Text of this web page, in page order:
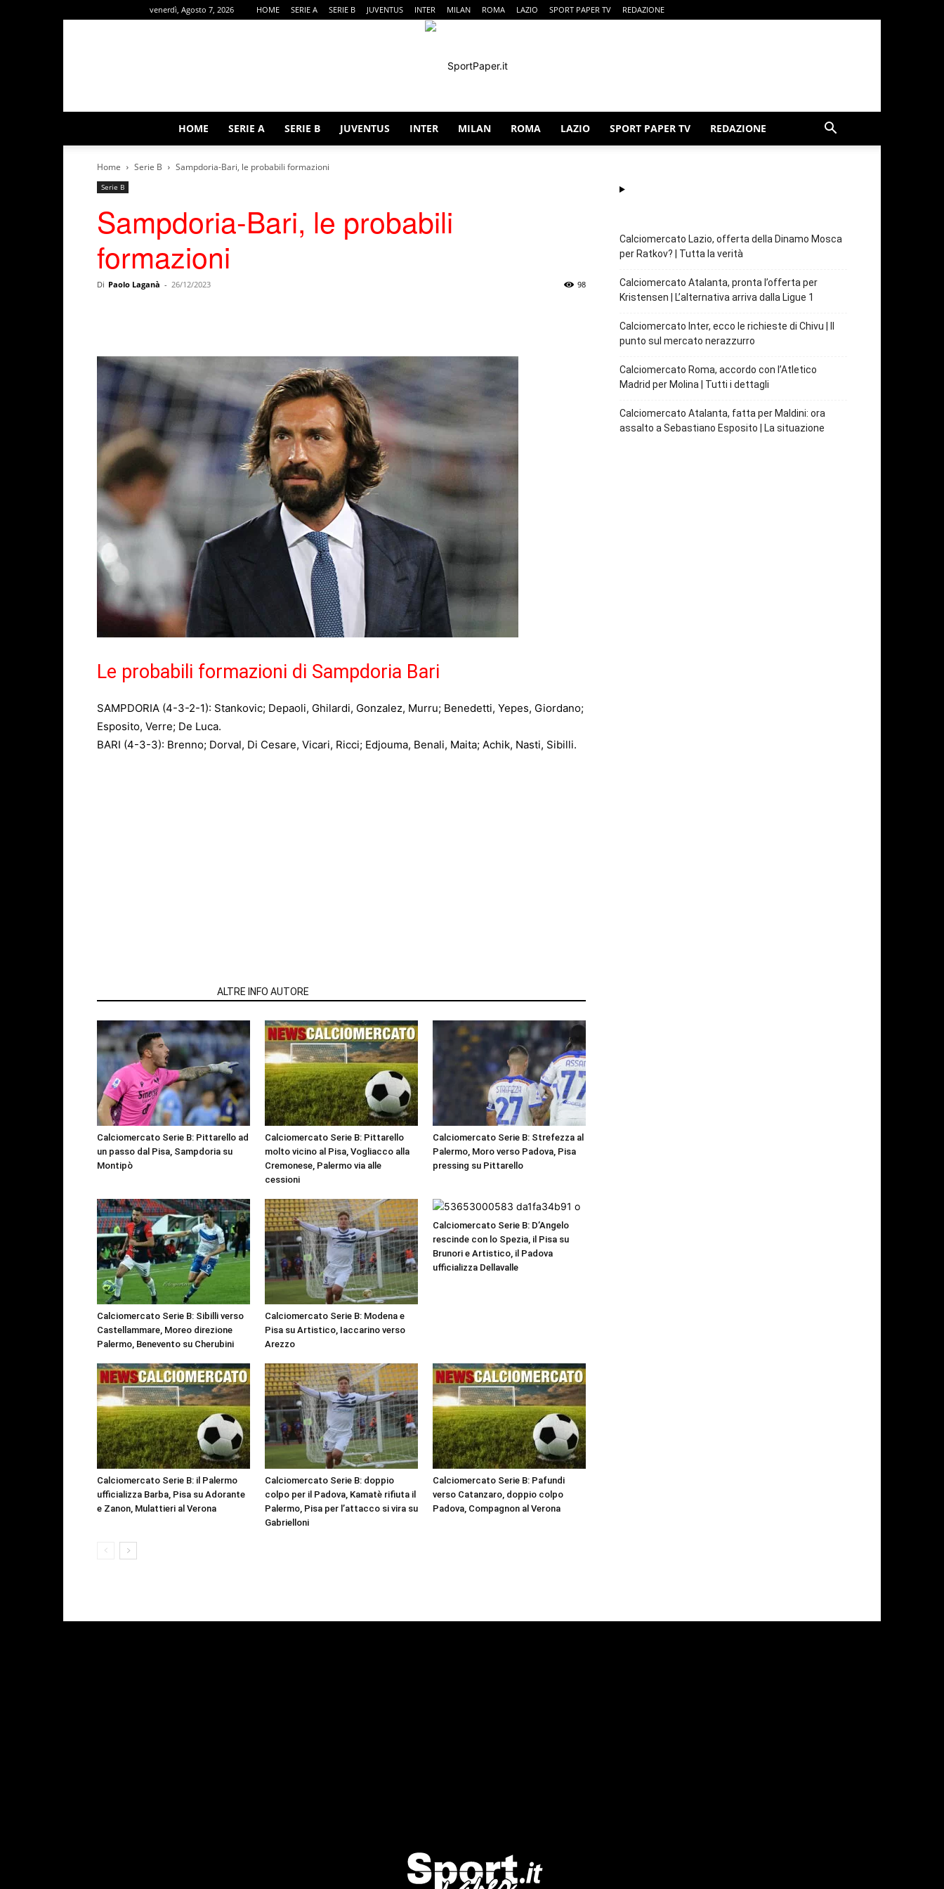
venerdì, Agosto 7, 2026 HOME SERIE A SERIE B JUVENTUS INTER MILAN ROMA LAZIO SPORT PAPER TV REDAZIONE
HOME SERIE A SERIE B JUVENTUS INTER MILAN ROMA LAZIO SPORT PAPER TV REDAZIONE
Home Serie B Sampdoria-Bari, le probabili formazioni
Serie B
Sampdoria-Bari, le probabili
formazioni
Di Paolo Laganà - 26/12/2023 98
Le probabili formazioni di Sampdoria Bari
SAMPDORIA (4-3-2-1): Stankovic; Depaoli, Ghilardi, Gonzalez, Murru; Benedetti, Yepes, Giordano;
Esposito, Verre; De Luca.
BARI (4-3-3): Brenno; Dorval, Di Cesare, Vicari, Ricci; Edjouma, Benali, Maita; Achik, Nasti, Sibilli.
ALTRE INFO AUTORE
Calciomercato Serie B: Pittarello ad
un passo dal Pisa, Sampdoria su
Montipò
Calciomercato Serie B: Pittarello
molto vicino al Pisa, Vogliacco alla
Cremonese, Palermo via alle
cessioni
Calciomercato Serie B: Strefezza al
Palermo, Moro verso Padova, Pisa
pressing su Pittarello
Calciomercato Serie B: Sibilli verso
Castellammare, Moreo direzione
Palermo, Benevento su Cherubini
Calciomercato Serie B: Modena e
Pisa su Artistico, Iaccarino verso
Arezzo
Calciomercato Serie B: D’Angelo
rescinde con lo Spezia, il Pisa su
Brunori e Artistico, il Padova
ufficializza Dellavalle
Calciomercato Serie B: il Palermo
ufficializza Barba, Pisa su Adorante
e Zanon, Mulattieri al Verona
Calciomercato Serie B: doppio
colpo per il Padova, Kamatè rifiuta il
Palermo, Pisa per l’attacco si vira su
Gabrielloni
Calciomercato Serie B: Pafundi
verso Catanzaro, doppio colpo
Padova, Compagnon al Verona
Calciomercato Lazio, offerta della Dinamo Mosca
per Ratkov? | Tutta la verità
Calciomercato Atalanta, pronta l’offerta per
Kristensen | L’alternativa arriva dalla Ligue 1
Calciomercato Inter, ecco le richieste di Chivu | Il
punto sul mercato nerazzurro
Calciomercato Roma, accordo con l’Atletico
Madrid per Molina | Tutti i dettagli
Calciomercato Atalanta, fatta per Maldini: ora
assalto a Sebastiano Esposito | La situazione